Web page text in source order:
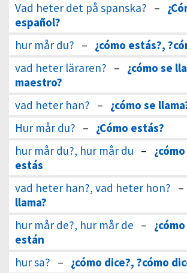
Vad heter det på spanska? –
español?
hur mår du? – ¿cómo estás?,
vad heter läraren? – ¿cómo se
maestro?
vad heter han? – ¿cómo se
Hur mår du? – ¿Cómo estás?
hur mår du?, hur mår du –
estás
vad heter han?, vad heter hon? –
llama?
hur mår de?, hur mår de –
están
hur sa? – ¿cómo dice?, ?cómo